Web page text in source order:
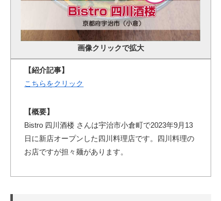
画像クリックで拡大
【紹介記事】
こちらをクリック
【概要】
Bistro 四川酒楼 さんは宇治市小倉町で2023年9月13
日に新店オープンした四川料理店です。四川料理の
お店ですが担々麺があります。